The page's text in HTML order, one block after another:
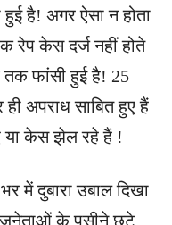
हुई है! अगर ऐसा न होता
रेप केस दर्ज नहीं होते
तक फांसी हुई है! 25
अपराध साबित हुए हैं
या केस झेल रहे हैं !
में दुबारा उबाल दिखा
के पसीने छूटे